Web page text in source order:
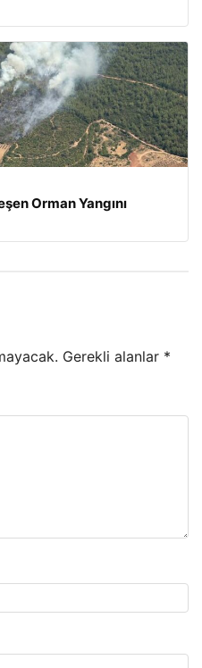
Orman Yangını
Gerekli alanlar *